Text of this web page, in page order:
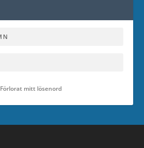
Förlorat mitt lösenord